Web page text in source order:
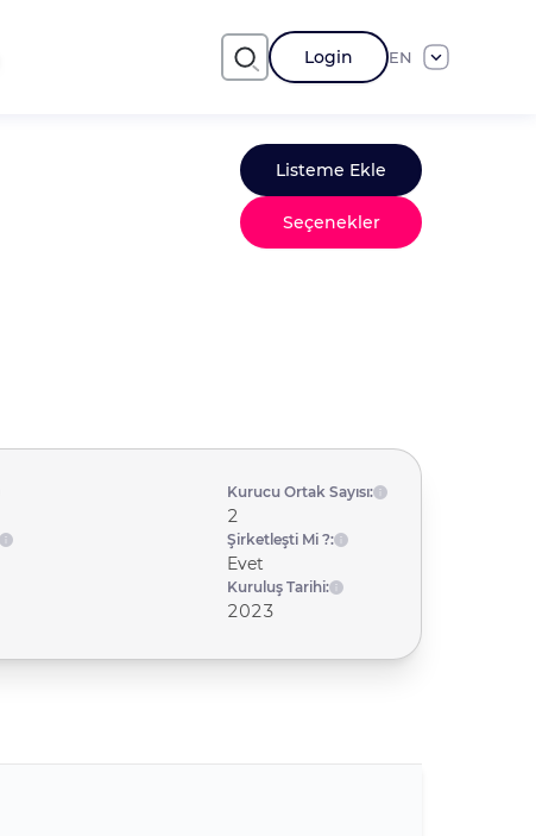
Login EN
Listeme Ekle
Seçenekler
Kurucu Ortak Sayısı:
2
Şirketleşti Mi ?:
Evet
Kuruluş Tarihi:
2023